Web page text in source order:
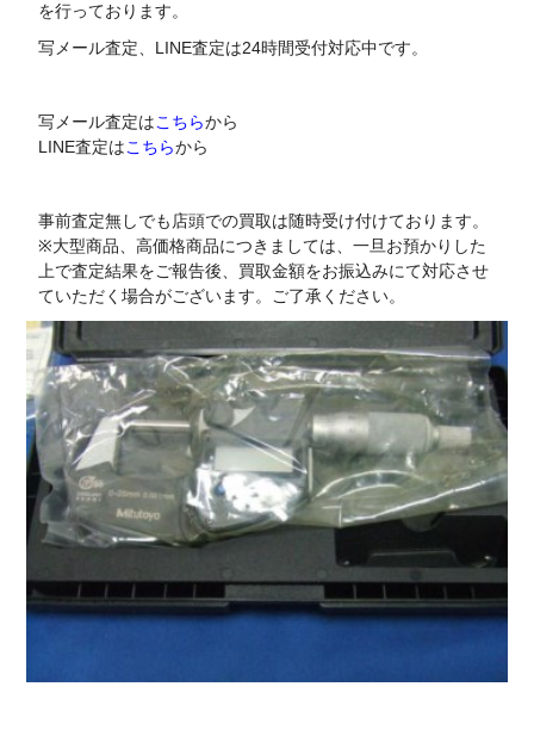
を行っております。
写メール査定、LINE査定は24時間受付対応中です。
写メール査定はこちらから
LINE査定はこちらから
事前査定無しでも店頭での買取は随時受け付けております。
※大型商品、高価格商品につきましては、一旦お預かりした
上で査定結果をご報告後、買取金額をお振込みにて対応させ
ていただく場合がございます。ご了承ください。